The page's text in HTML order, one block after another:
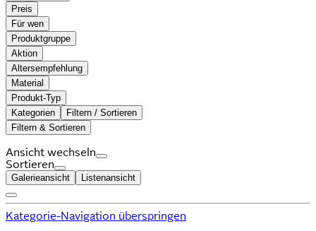
Preis
Für wen
Produktgruppe
Aktion
Altersempfehlung
Material
Produkt-Typ
Kategorien
Filtern / Sortieren
Filtern & Sortieren
Ansicht wechseln
Sortieren
Galerieansicht Listenansicht
Kategorie-Navigation überspringen